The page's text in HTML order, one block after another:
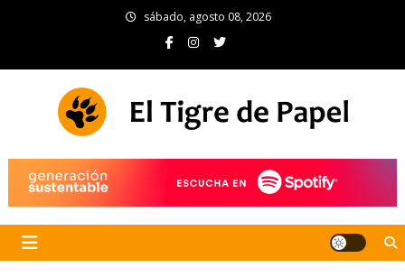
sábado, agosto 08, 2026